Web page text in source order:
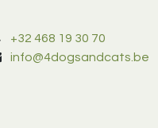
+32 468 19 30 70
info@4dogsandcats.be